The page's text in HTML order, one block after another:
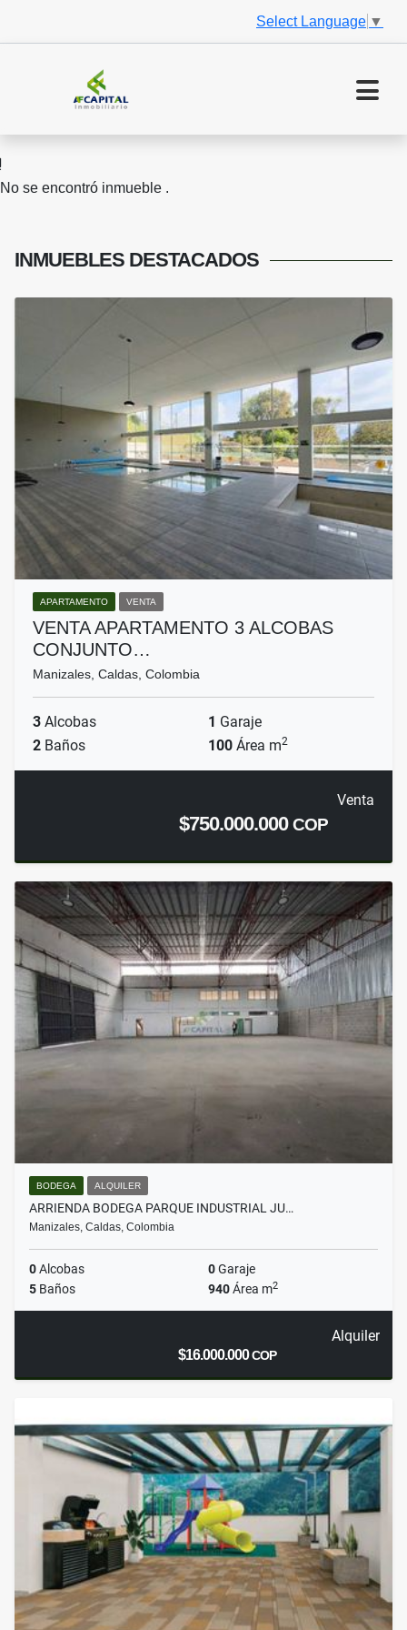
Select Language ▼
No se encontró inmueble .
INMUEBLES DESTACADOS
APARTAMENTO VENTA
VENTA APARTAMENTO 3 ALCOBAS
CONJUNTO…
Manizales, Caldas, Colombia
3 Alcobas 1 Garaje
2 Baños 100 Área m2
Venta
$750.000.000COP
BODEGA ALQUILER
ARRIENDA BODEGA PARQUE INDUSTRIAL JU…
Manizales, Caldas, Colombia
0Alcobas 0Garaje
5 Baños 940Área m2
Alquiler
$16.000.000COP